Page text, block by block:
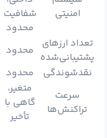
امنیتی
شفافیت
محدود
تعداد ارزهای
پشتیبانی‌شده محدود
نقدشوندگی
محدود
سرعت
تراکنش‌ها
متغیر،
گاهی با
تأخیر